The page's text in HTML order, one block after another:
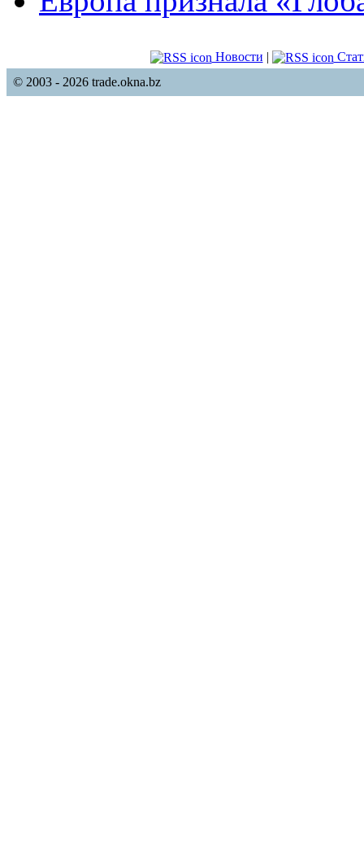
Новости |
© 2003 - 2026 trade.okna.bz